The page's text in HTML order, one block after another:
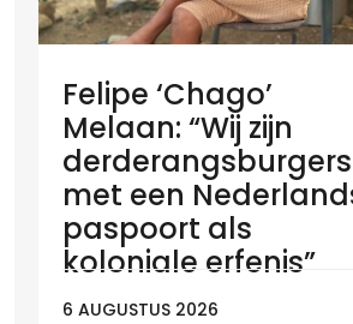
Felipe ‘Chago’
Melaan: “Wij zijn
derderangsburgers
met een
paspoort als
koloniale erfenis”
6 AUGUSTUS 2026